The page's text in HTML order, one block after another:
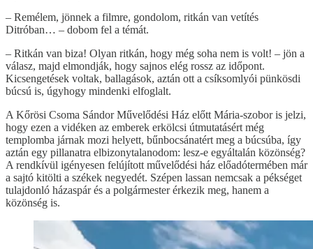
– Remélem, jönnek a filmre, gondolom, ritkán van vetítés
Ditróban… – dobom fel a témát.
– Ritkán van biza! Olyan ritkán, hogy még soha nem is volt! – jön a
válasz, majd elmondják, hogy sajnos elég rossz az időpont.
Kicsengetések voltak, ballagások, aztán ott a csíksomlyói pünkösdi
búcsú is, úgyhogy mindenki elfoglalt.
A Kőrösi Csoma Sándor Művelődési Ház előtt Mária-szobor is jelzi,
hogy ezen a vidéken az emberek erkölcsi útmutatásért még
templomba járnak mozi helyett, bűnbocsánatért meg a búcsúba, így
aztán egy pillanatra elbizonytalanodom: lesz-e egyáltalán közönség?
A rendkívül igényesen felújított művelődési ház előadótermében már
a sajtó kitölti a székek negyedét. Szépen lassan nemcsak a pékséget
tulajdonló házaspár és a polgármester érkezik meg, hanem a
közönség is.